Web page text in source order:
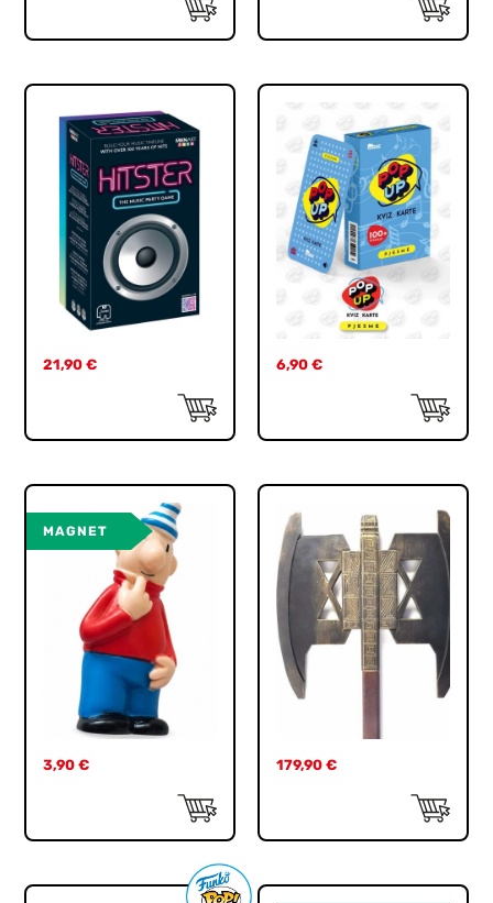
21,90€ 6,90 €
MAGNET
3,90€ 179,90 €